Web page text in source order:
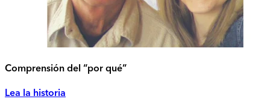
Comprensión del “por qué”
Lea la historia